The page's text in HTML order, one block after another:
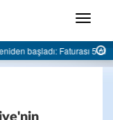
Menü
belediyeye sert